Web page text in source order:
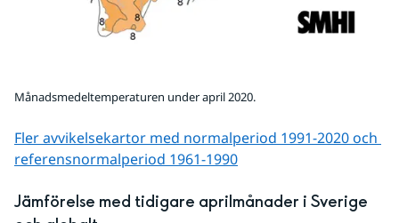
Månadsmedeltemperaturen under april 2020.
Fler avvikelsekartor med normalperiod 1991-2020 och
referens­normalperiod 1961-1990
Jämförelse med tidigare aprilmånader i Sverige